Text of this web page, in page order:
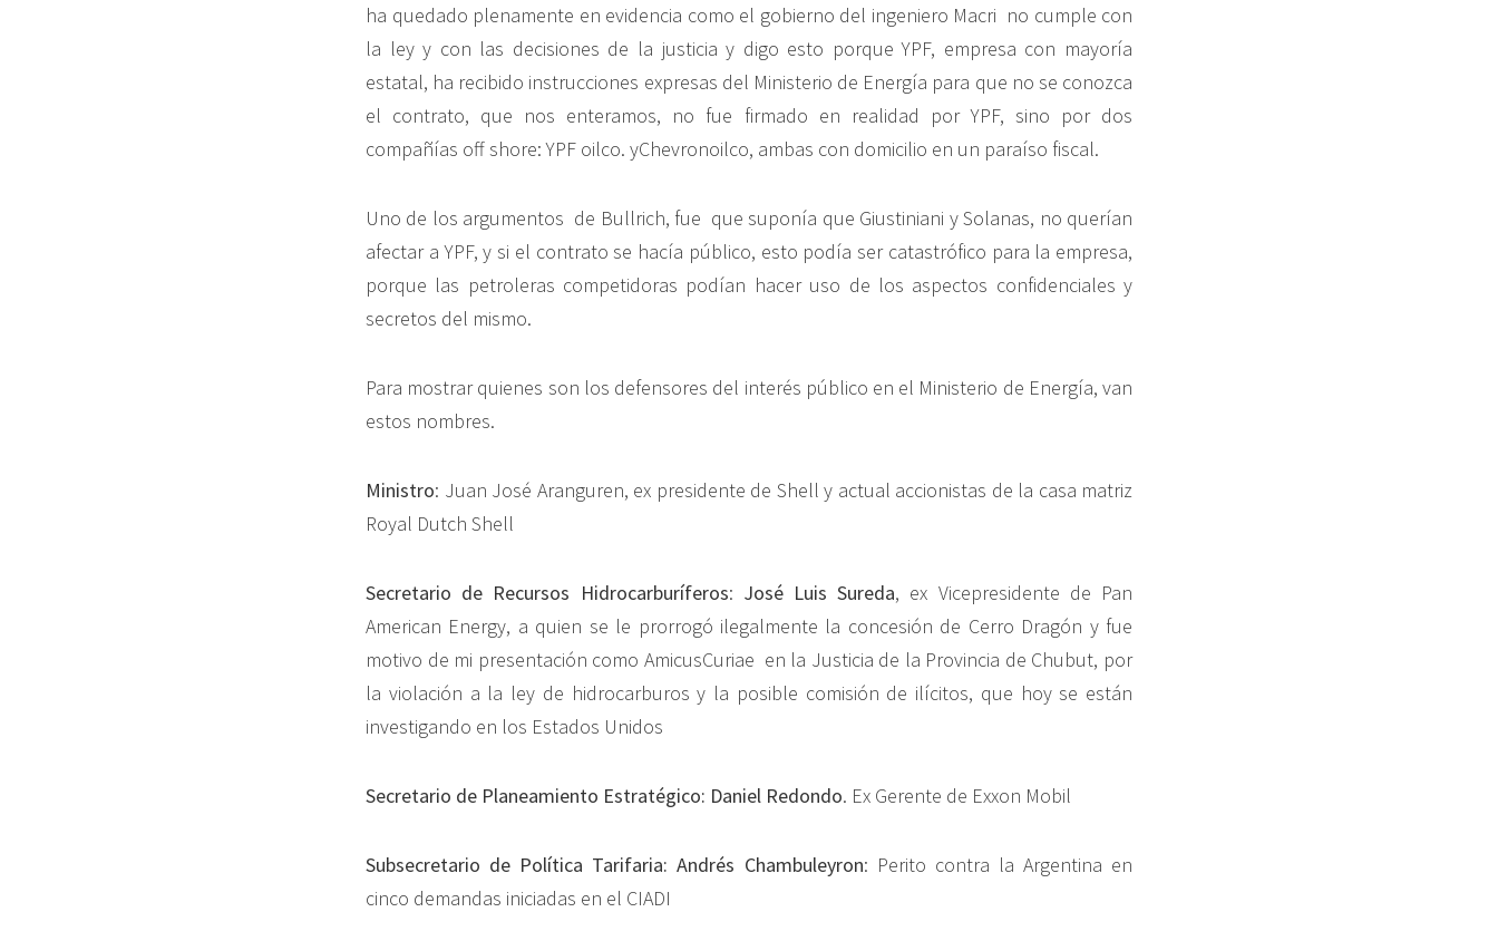
ha quedado plenamente en evidencia como el gobierno del ingeniero Macri no cumple con
la ley y con las decisiones de la justicia y digo esto porque YPF, empresa con mayoría
estatal, ha recibido instrucciones expresas del Ministerio de Energía para que no se conozca
el contrato, que nos enteramos, no fue firmado en realidad por YPF, sino por dos
compañías off shore: YPF oilco. yChevronoilco, ambas con domicilio en un paraíso fiscal.
Uno de los argumentos de Bullrich, fue que suponía que Giustiniani y Solanas, no querían
afectar a YPF, y si el contrato se hacía público, esto podía ser catastrófico para la empresa,
porque las petroleras competidoras podían hacer uso de los aspectos confidenciales y
secretos del mismo.
Para mostrar quienes son los defensores del interés público en el Ministerio de Energía, van
estos nombres.
Ministro: Juan José Aranguren, ex presidente de Shell y actual accionistas de la casa matriz
Royal Dutch Shell
Secretario de Recursos Hidrocarburíferos: José Luis Sureda, ex Vicepresidente de Pan
American Energy, a quien se le prorrogó ilegalmente la concesión de Cerro Dragón y fue
motivo de mi presentación como AmicusCuriae en la Justicia de la Provincia de Chubut, por
la violación a la ley de hidrocarburos y la posible comisión de ilícitos, que hoy se están
investigando en los Estados Unidos
Secretario de Planeamiento Estratégico: Daniel Redondo. Ex Gerente de Exxon Mobil
Subsecretario de Política Tarifaria: Andrés Chambuleyron: Perito contra la Argentina en
cinco demandas iniciadas en el CIADI